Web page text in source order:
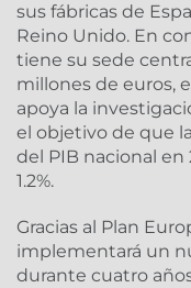
sus fábricas de
Reino Unido. En
tiene su sede
millones de euros,
apoya la
el objetivo de que
del PIB nacional en
1.2%.
Gracias al Plan
implementará un
durante cuatro